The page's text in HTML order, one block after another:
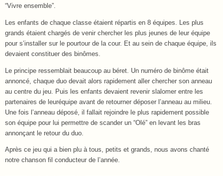
“Vivre ensemble”.
Les enfants de chaque classe étaient répartis en 8 équipes. Les plus
grands étaient chargés de venir chercher les plus jeunes de leur équipe
pour s’installer sur le pourtour de la cour. Et au sein de chaque équipe, ils
devaient constituer des binômes.
Le principe ressemblait beaucoup au béret. Un numéro de binôme était
annoncé, chaque duo devait alors rapidement aller chercher son anneau
au centre du jeu. Puis les enfants devaient revenir slalomer entre les
partenaires de leuréquipe avant de retourner déposer l’anneau au milieu.
Une fois l’anneau déposé, il fallait rejoindre le plus rapidement possible
son équipe pour lui permettre de scander un “Olé” en levant les bras
annonçant le retour du duo.
Après ce jeu qui a bien plu à tous, petits et grands, nous avons chanté
notre chanson fil conducteur de l’année.